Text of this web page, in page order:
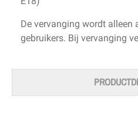
De vervanging wordt alleen
gebruikers. Bij vervanging